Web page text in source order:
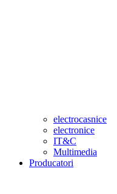
electrocasnice
electronice
IT&C
Multimedia
Producatori